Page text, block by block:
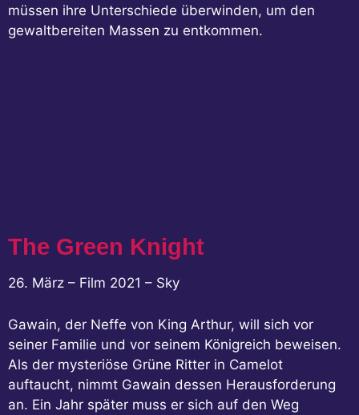
müssen ihre Unterschiede überwinden, um den
gewaltbereiten Massen zu entkommen.
The Green Knight
26. März – Film 2021 – Sky
Gawain, der Neffe von King Arthur, will sich vor
seiner Familie und vor seinem Königreich beweisen.
Als der mysteriöse Grüne Ritter in Camelot
auftaucht, nimmt Gawain dessen Herausforderung
an. Ein Jahr später muss er sich auf den Weg